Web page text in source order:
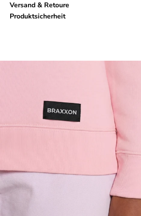
Versand & Retoure
Produktsicherheit